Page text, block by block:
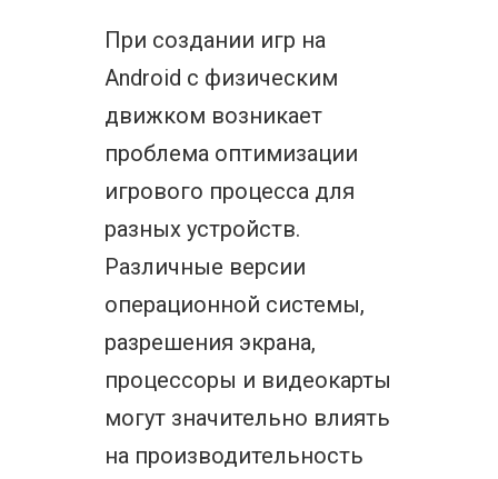
При создании игр на
Android с физическим
движком возникает
проблема оптимизации
игрового процесса для
разных устройств.
Различные версии
операционной системы,
разрешения экрана,
процессоры и видеокарты
могут значительно влиять
на производительность